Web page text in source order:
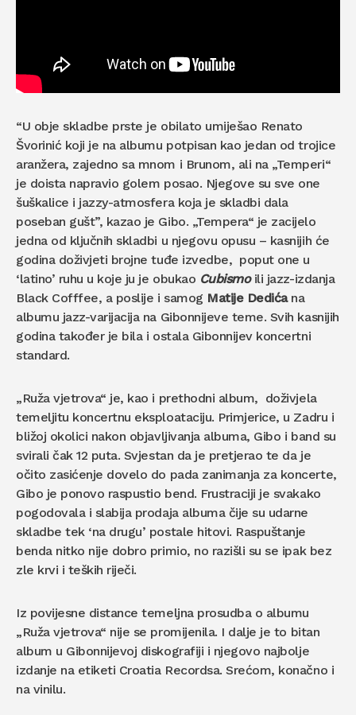
“U obje skladbe prste je obilato umiješao Renato
Švorinić koji je na albumu potpisan kao jedan od trojice
aranžera, zajedno sa mnom i Brunom, ali na „Temperi“
je doista napravio golem posao. Njegove su sve one
šuškalice i jazzy-atmosfera koja je skladbi dala
poseban gušt”, kazao je Gibo. „Tempera“ je zacijelo
jedna od ključnih skladbi u njegovu opusu – kasnijih će
godina doživjeti brojne tuđe izvedbe, poput one u
‘latino’ ruhu u koje ju je obukao Cubismoili jazz-izdanja
Black Cofffee, a poslije i samog Matije Dedićana
albumu jazz-varijacija na Gibonnijeve teme. Svih kasnijih
godina također je bila i ostala Gibonnijev koncertni
standard.
„Ruža vjetrova“ je, kao i prethodni album, doživjela
temeljitu koncertnu eksploataciju. Primjerice, u Zadru i
bližoj okolici nakon objavljivanja albuma, Gibo i band su
svirali čak 12 puta. Svjestan da je pretjerao te da je
očito zasićenje dovelo do pada zanimanja za koncerte,
Gibo je ponovo raspustio bend. Frustraciji je svakako
pogodovala i slabija prodaja albuma čije su udarne
skladbe tek ‘na drugu’ postale hitovi. Raspuštanje
benda nitko nije dobro primio, no razišli su se ipak bez
zle krvi i teških riječi.
Iz povijesne distance temeljna prosudba o albumu
„Ruža vjetrova“ nije se promijenila. I dalje je to bitan
album u Gibonnijevoj diskografiji i njegovo najbolje
izdanje na etiketi Croatia Recordsa. Srećom, konačno i
na vinilu.